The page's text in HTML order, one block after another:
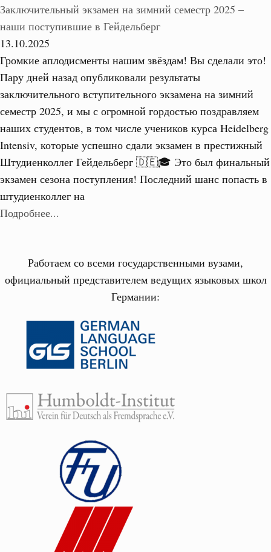
Заключительный экзамен на зимний семестр 2025 –
наши поступившие в Гейдельберг
13.10.2025
Громкие аплодисменты нашим звёздам! Вы сделали это!
Пару дней назад опубликовали результаты
заключительного вступительного экзамена на зимний
семестр 2025, и мы с огромной гордостью поздравляем
наших студентов, в том числе учеников курса Heidelberg
Intensiv, которые успешно сдали экзамен в престижный
Штудиенколлег Гейдельберг 🇩🇪🎓 Это был финальный
экзамен сезона поступления! Последний шанс попасть в
штудиенколлег на
Подробнее...
Работаем со всеми государственными вузами,
официальный представителем ведущих языковых школ
Германии: